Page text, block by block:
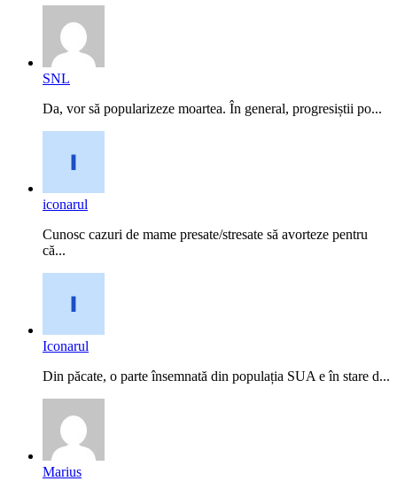
SNL
Da, vor să popularizeze moartea. În general, progresiștii po...
iconarul
Cunosc cazuri de mame presate/stresate să avorteze pentru
că...
Iconarul
Din păcate, o parte însemnată din populația SUA e în stare d...
Marius